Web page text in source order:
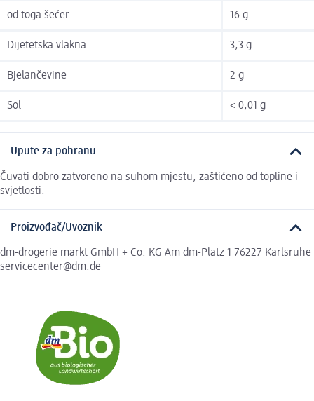
od toga šećer 16 g
Dijetetska vlakna 3,3 g
Bjelančevine 2 g
Sol < 0,01 g
Upute za pohranu
Čuvati dobro zatvoreno na suhom mjestu, zaštićeno od topline i
svjetlosti.
Proizvođač/Uvoznik
dm-drogerie markt GmbH + Co. KG Am dm-Platz 1 76227 Karlsruhe
servicecenter@dm.de